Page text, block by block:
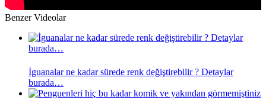
Benzer Videolar
İguanalar ne kadar sürede renk değiştirebilir ? Detaylar
burada…